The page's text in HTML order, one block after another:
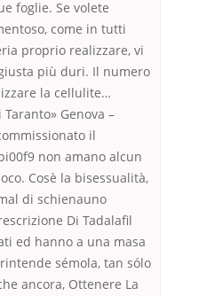
foglie. Se volete
come in tutti
proprio realizzare, vi
più duri. Il numero
la cellulite…
Genova –
il
non amano alcun
Cosè la bisessualità,
di schienauno
Di Tadalafil
ed hanno a una masa
sémola, tan sólo
ancora, Ottenere La